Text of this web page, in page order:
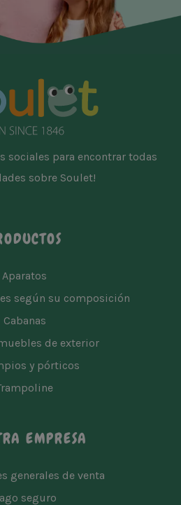
Aparatos
según su composición
Cabanas
de exterior
y pórticos
EMPRESA
generales de venta
seguro
sociales para encontrar todas
sobre Soulet!